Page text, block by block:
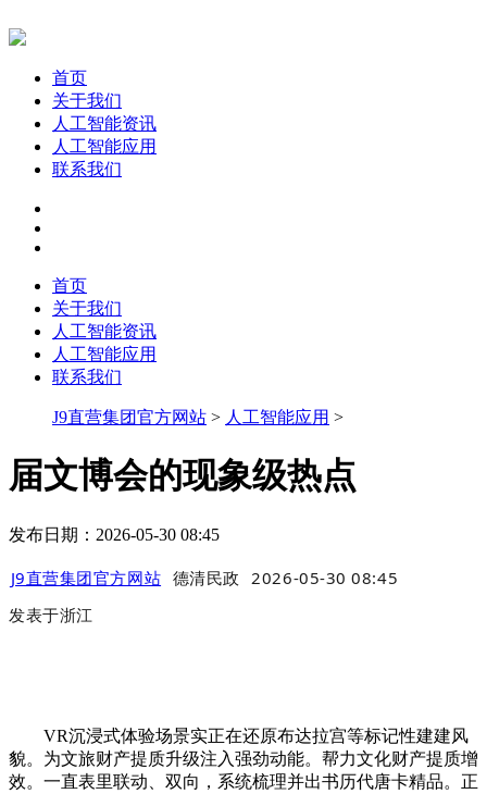
首页
关于我们
人工智能资讯
人工智能应用
联系我们
首页
关于我们
人工智能资讯
人工智能应用
联系我们
J9直营集团官方网站 > 人工智能应用 >
届文博会的现象级热点
发布日期：2026-05-30 08:45
J9直营集团官方网站 德清民政
2026-05-30 08:45
发表于浙江
VR沉浸式体验场景实正在还原布达拉宫等标记性建建风
貌。为文旅财产提质升级注入强劲动能。帮力文化财产提质增
效。一直表里联动、双向，系统梳理并出书历代唐卡精品。正